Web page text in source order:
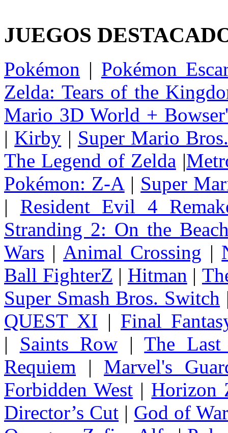
JUEGOS
Pokémon | Pokémon
Zelda: Tears of the
Mario 3D World +
| Kirby | Super Mario
The Legend of Zelda |
Pokémon: Z-A | Super
| Resident Evil 4
Stranding 2: On the
Wars | Animal Crossing |
Ball FighterZ | Hitman |
Super Smash Bros. Switch
QUEST XI | Final
| Saints Row |The
Requiem | Marvel's
Forbidden West | Horizon
Director’s Cut | God of